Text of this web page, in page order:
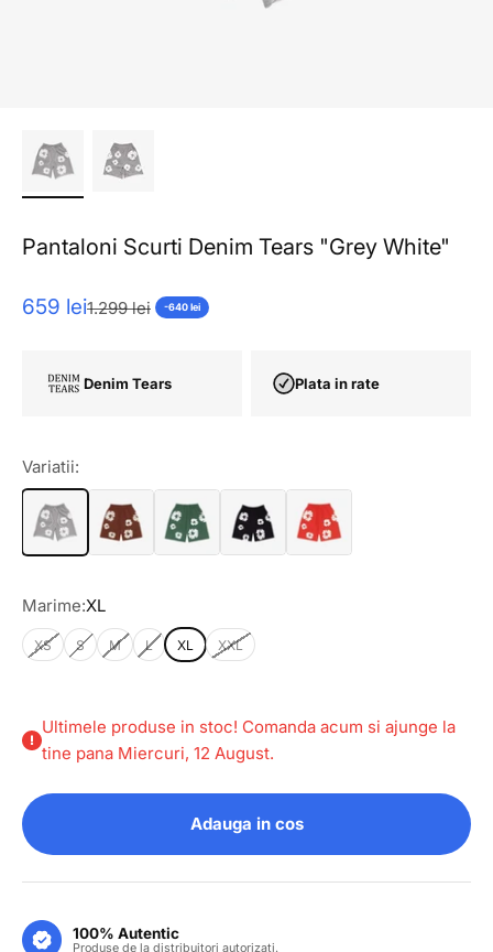
Pantaloni Scurti Denim Tears "Grey White"
Pret redus
659 leiPret normal
1.299 lei -640 lei
Denim Tears Plata in rate
Variatii:
Marime:XL
XS S M L XL XXL
Ultimele produse in stoc! Comanda acum si ajunge la
tine pana Miercuri, 12 August.
Adauga in cos
100% Autentic
Produse de la distribuitori autorizati.